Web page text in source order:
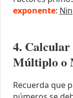
exponente:
4.
Múltiplo o
Recuerda que